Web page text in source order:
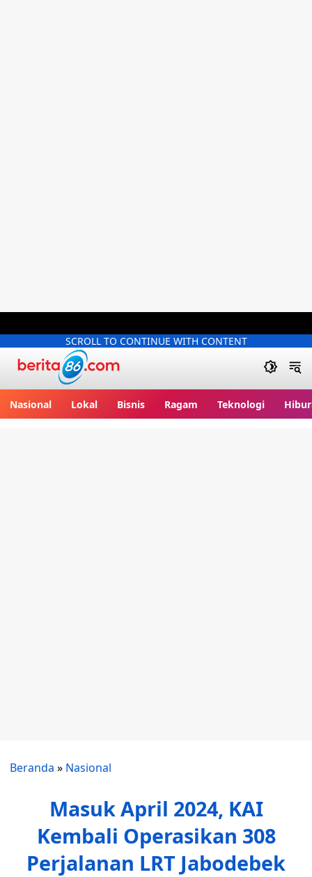
SCROLL TO CONTINUE WITH CONTENT
Nasional Lokal Bisnis Ragam Teknologi
Beranda » Nasional
Masuk April 2024, KAI
Kembali Operasikan 308
Perjalanan LRT Jabodebek